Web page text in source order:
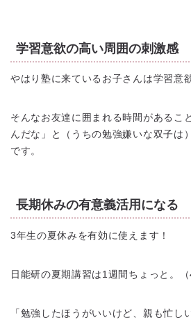
学習意欲の高い周囲の刺激感
やはり塾に来ているお子さんは学習意
そんなお友達に囲まれる時間があるこ
んだな」と（うちの勉強嫌いな双子は
です。
長期休みの有意義活用になる
3年生の夏休みを有効に使えます！
日能研の夏期講習は1週間ちょっと。（
「勉強したほうがいいけど、親も忙し
模試